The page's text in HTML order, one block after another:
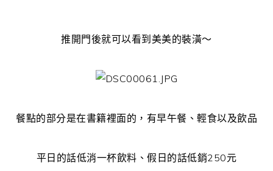
推開門後就可以看到美美的裝潢～
餐點的部分是在書籍裡面的，有早午餐、輕食以及飲品
平日的話低消一杯飲料、假日的話低銷250元